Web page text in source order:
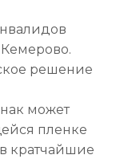
решение
может
пленке
кратчайшие